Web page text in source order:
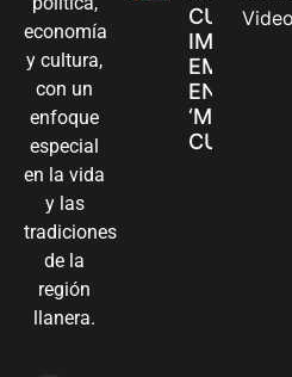
economía
y cultura,
con un
enfoque
especial
en la vida
y las
tradiciones
de la
región
llanera.
EN LA
‘MANOS
CUIDAN Y